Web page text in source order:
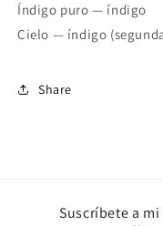
Índigo puro — índigo
Cielo — índigo
Share
Suscríbete a